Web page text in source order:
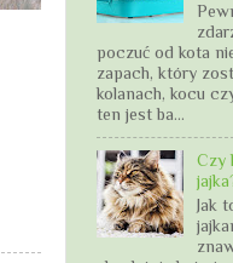
poczuć od kota
zapach, który
kolanach, kocu
ten jest ba...
Czy
Jak